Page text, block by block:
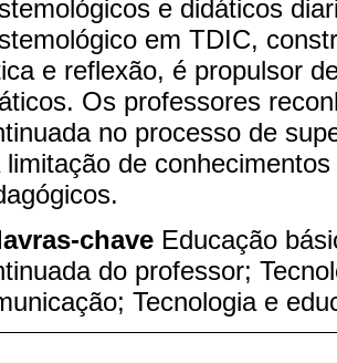
e didáticos
em TDIC,
e reflexão, é propulsor
Os professores
no processo de
limitação de
chave Educação
do professor;
Tecnologia e